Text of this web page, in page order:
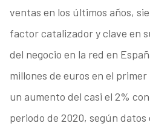
ventas en los últimos años,
factor catalizador y clave en
del negocio en la red en
millones de euros en el
un aumento del casi el 2%
periodo de 2020, según datos